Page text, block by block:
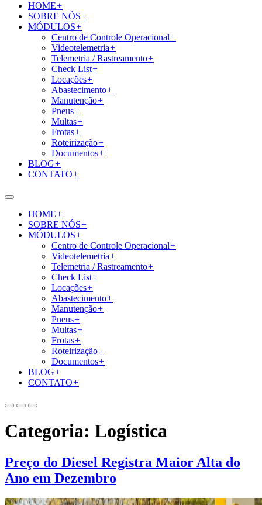
HOME+
SOBRE NÓS+
MÓDULOS+
Centro de Controle Operacional+
Videotelemetria+
Telemetria / Rastreamento+
Check List+
Locações+
Abastecimento+
Manutenção+
Pneus+
Multas+
Frotas+
Roteirização+
Documentos+
BLOG+
CONTATO+
HOME+
SOBRE NÓS+
MÓDULOS+
Centro de Controle Operacional+
Videotelemetria+
Telemetria / Rastreamento+
Check List+
Locações+
Abastecimento+
Manutenção+
Pneus+
Multas+
Frotas+
Roteirização+
Documentos+
BLOG+
CONTATO+
Categoria: Logística
Preço do Diesel Registra Maior Alta do
Ano em Dezembro